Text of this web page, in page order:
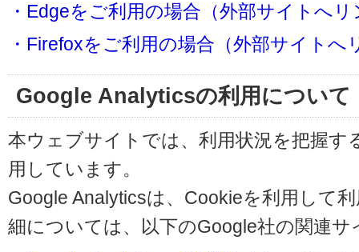
・Edgeをご利用の場合（外部サイトへリ
・Firefoxをご利用の場合（外部サイトへ
Google Analyticsの利用について
本ウェブサイトでは、利用状況を把握す
用しています。
Google Analyticsは、Cookieを利用して
細については、以下のGoogle社の関連